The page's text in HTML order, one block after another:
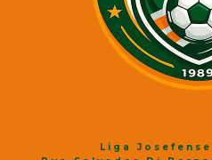
Liga